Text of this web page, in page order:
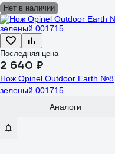
Нет в наличии
Последняя цена
2 640 ₽
Нож Opinel Outdoor Earth №8
зеленый 001715
Аналоги